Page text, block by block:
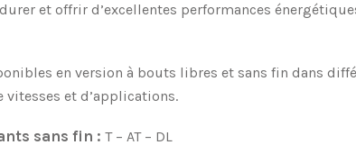
et offrir d’excellentes performances
en version à bouts libres et sans fin dans
vitesses et d’applications.
sans fin : T – AT – DL